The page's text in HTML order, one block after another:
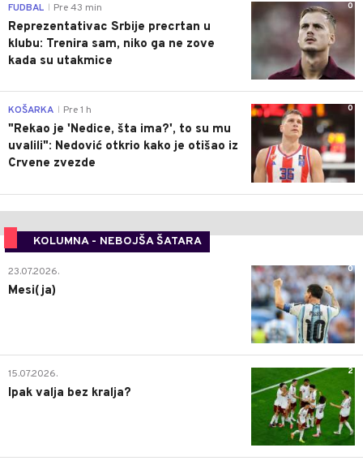
0
FUDBAL Pre 43 min
Reprezentativac Srbije precrtan u
klubu: Trenira sam, niko ga ne zove
kada su utakmice
0
KOŠARKA Pre 1 h
"Rekao je 'Nedice, šta ima?', to su mu
uvalili": Nedović otkrio kako je otišao iz
Crvene zvezde
KOLUMNA - NEBOJŠA ŠATARA
0
23.07.2026.
Mesi(ja)
2
15.07.2026.
Ipak valja bez kralja?